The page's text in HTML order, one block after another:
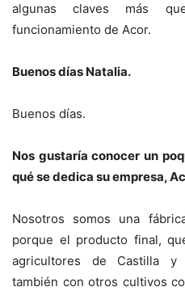
algunas claves más
funcionamiento de Acor.
Buenos días Natalia.
Buenos días.
Nos gustaría conocer un
qué se dedica su empresa,
Nosotros somos una
porque el producto final,
agricultores de Castilla y
también con otros cultivos